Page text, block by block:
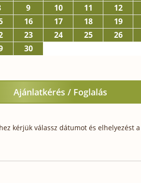
9 10 11
12
16 17 18
19
23 24 25
26
30
Ajánlatkérés / Foglalás
kérjük válassz dátumot és elhelyezést